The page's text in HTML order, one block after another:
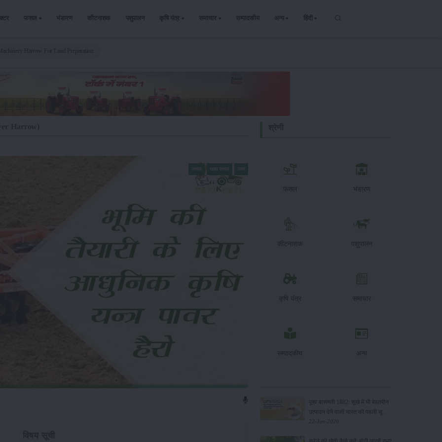
फसल भंडारण कीटनाशक पशुपालन कृषि यंत्र समाचार सम्पादकीय अन्य हिंदी
फसल भंडारण
कीटनाशक पशुपालन
कृषि यंत्र समाचार
सम्पादकीय अन्य
पूसा बासमती 1882: सूखे में भी बेहतरीन
उत्पादन देने वाली भारत की पहली सूखा-
सहिष्णु बासमती किस्म
22-Jun-2026